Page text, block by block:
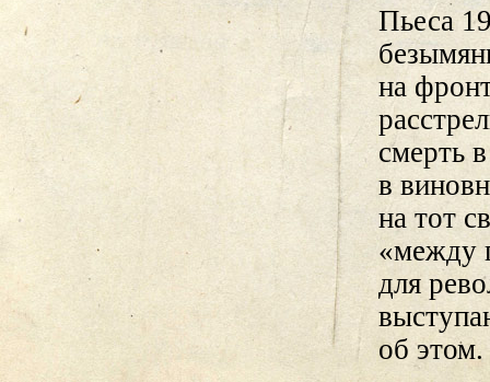
Пьеса
на
смерть
в
на тот
«между
для
об этом.